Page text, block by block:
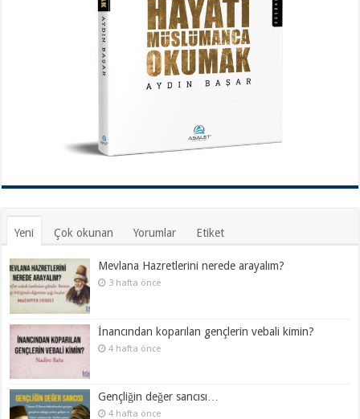
Yeni Çok okunan Yorumlar Etiket
Mevlana Hazretlerini nerede arayalım?
3 hafta önce
İnancından koparılan gençlerin vebali kimin?
4 hafta önce
Gençliğin değer sancısı…
4 hafta önce